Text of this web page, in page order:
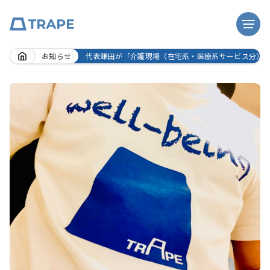
Skip
content
お知らせ 代表鎌田が「介護現場（在宅系・医療系サービス分）